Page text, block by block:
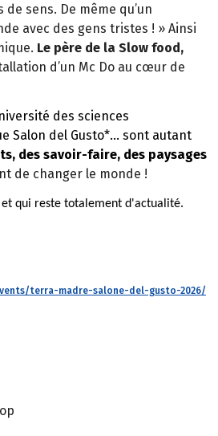
sens. De même qu’un
avec des gens tristes ! » Ainsi
Le père de la Slow food,
d’un Mc Do au cœur de
des sciences
Salon del Gusto*… sont autant
des savoir-faire, des paysages
de changer le monde !
et qui reste totalement d'actualité.
terra-madre-salone-del-gusto-2026/